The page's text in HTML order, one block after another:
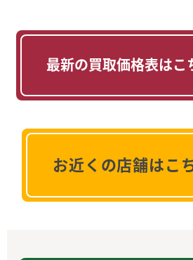
最新の買取価格表はこ
お近くの店舗はこ